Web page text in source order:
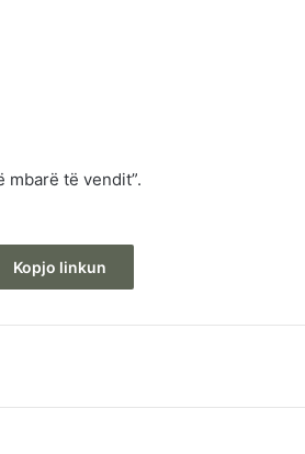
mbarë të vendit”.
Kopjo linkun